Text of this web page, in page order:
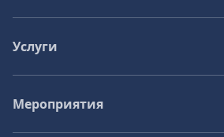
Услуги
Мероприятия